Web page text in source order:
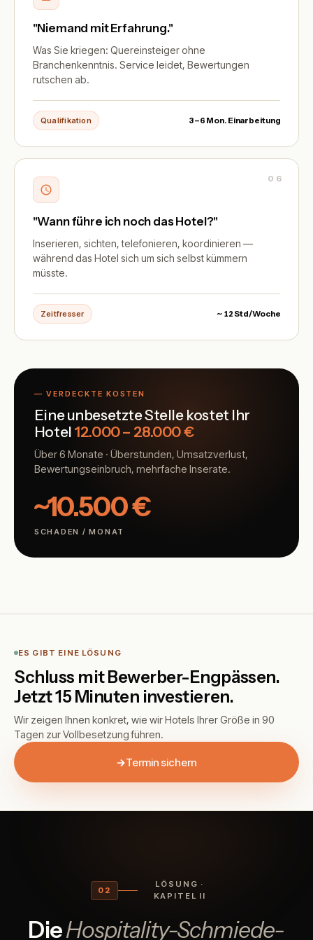
"Niemand mit Erfahrung."
Was Sie kriegen: Quereinsteiger ohne
Branchenkenntnis. Service leidet, Bewertungen
rutschen ab.
Qualifikation 3–6 Mon. Einarbeitung
06
"Wann führe ich noch das Hotel?"
Inserieren, sichten, telefonieren, koordinieren —
während das Hotel sich um sich selbst kümmern
müsste.
Zeitfresser ~ 12 Std/Woche
— VERDECKTE KOSTEN
Eine unbesetzte Stelle kostet Ihr
Hotel 12.000 – 28.000 €
Über 6 Monate · Überstunden, Umsatzverlust,
Bewertungseinbruch, mehrfache Inserate.
~10.500 €
SCHADEN / MONAT
ES GIBT EINE LÖSUNG
Schluss mit Bewerber-Engpässen.
Jetzt 15 Minuten investieren.
Wir zeigen Ihnen konkret, wie wir Hotels Ihrer Größe in 90
Tagen zur Vollbesetzung führen.
→Termin sichern
02
LÖSUNG ·
KAPITEL II
DieHospitality-Schmiede-